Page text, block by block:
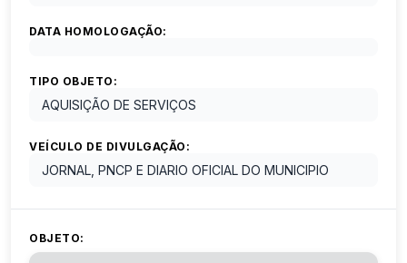
DATA HOMOLOGAÇÃO:
TIPO OBJETO:
AQUISIÇÃO DE SERVIÇOS
VEÍCULO DE DIVULGAÇÃO:
JORNAL, PNCP E DIARIO OFICIAL DO MUNICIPIO
OBJETO: